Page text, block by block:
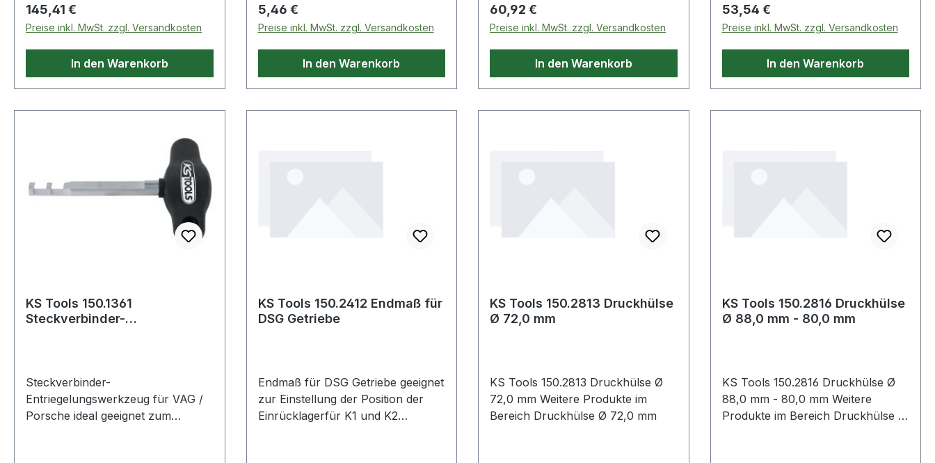
Druckergebnisse.
Regulärer Preis:
145,41 €
Preise inkl. MwSt. zzgl. Versandkosten
In den Warenkorb
Regulärer Preis:
5,46 €
Preise inkl. MwSt. zzgl. Versandkosten
In den Warenkorb
Regulärer Preis:
60,92 €
Preise inkl. MwSt. zzgl. Versandkosten
In den Warenkorb
Regulärer Preis:
53,54 €
Preise inkl. MwSt. zzgl. Versandkosten
In den Warenkorb
KS Tools 150.1361
Steckverbinder-
Steckverbinder-
Entriegelungswerkzeug für VAG /
Porsche ideal geeignet zum
KS Tools 150.2412 Endmaß für
DSG Getriebe
Endmaß für DSG Getriebe geeignet
zur Einstellung der Position der
Einrücklagerfür K1 und K2
KS Tools 150.2813 Druckhülse
Ø 72,0 mm
KS Tools 150.2813 Druckhülse Ø
72,0 mm Weitere Produkte im
Bereich Druckhülse Ø 72,0 mm
KS Tools 150.2816 Druckhülse
Ø 88,0 mm - 80,0 mm
KS Tools 150.2816 Druckhülse Ø
88,0 mm - 80,0 mm Weitere
Produkte im Bereich Druckhülse Ø